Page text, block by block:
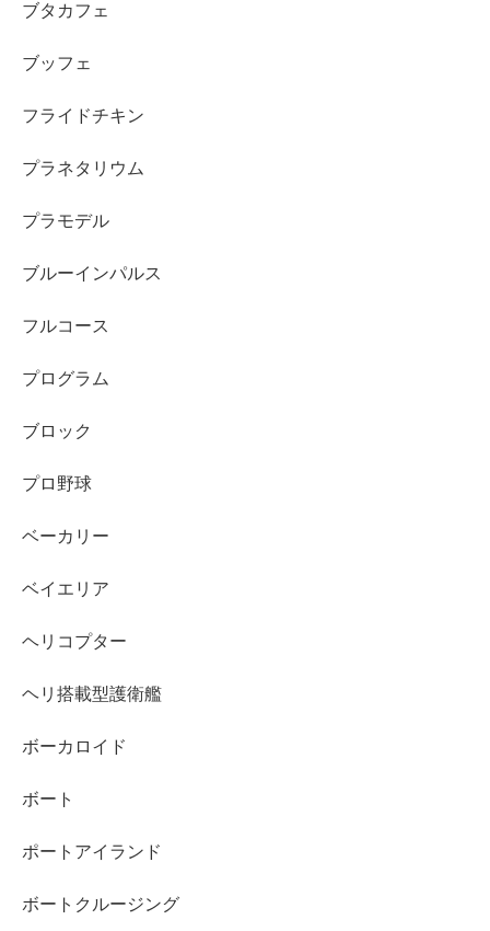
ブタカフェ
ブッフェ
フライドチキン
プラネタリウム
プラモデル
ブルーインパルス
フルコース
プログラム
ブロック
プロ野球
ベーカリー
ベイエリア
ヘリコプター
ヘリ搭載型護衛艦
ボーカロイド
ボート
ポートアイランド
ボートクルージング